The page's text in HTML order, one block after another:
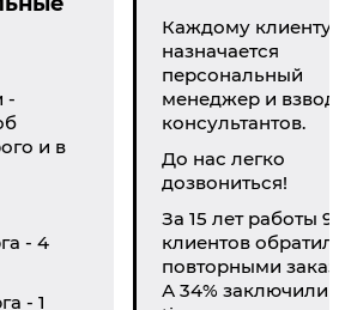
-
и в
- 4
- 1
Каждому клиенту
назначается
персональный
менеджер и взвод
консультантов.
До нас легко
дозвониться!
За 15 лет работы
клиентов
повторными
А 34% заключили